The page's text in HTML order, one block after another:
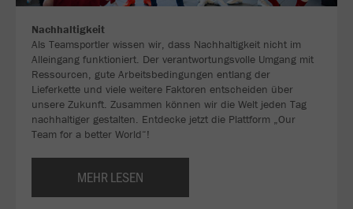
Nachhaltigkeit
Als Teamsportler wissen wir, dass Nachhaltigkeit nicht im
Alleingang funktioniert. Der verantwortungsvolle Umgang mit
Ressourcen, gute Arbeitsbedingungen entlang der
Lieferkette und viele weitere Faktoren entscheiden über
unsere Zukunft. Zusammen können wir die Welt jeden Tag
nachhaltiger gestalten. Entdecke jetzt die Plattform „Our
Team for a better World“!
MEHR LESEN